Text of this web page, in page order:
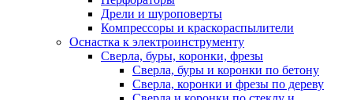
Дрели и шуроповерты
Компрессоры и краскораспылители
Оснастка к электроинструменту
Сверла, буры, коронки, фрезы
Сверла, буры и коронки по бетону
Сверла, коронки и фрезы по дереву